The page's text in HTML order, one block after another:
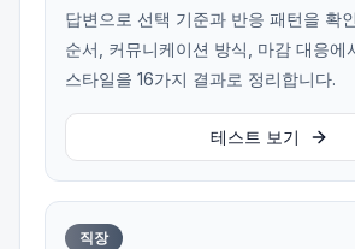
답변으로 선택 기준과 반응 패턴을 확
순서, 커뮤니케이션 방식, 마감 대응에
스타일을 16가지 결과로 정리합니다.
테스트 보기
직장